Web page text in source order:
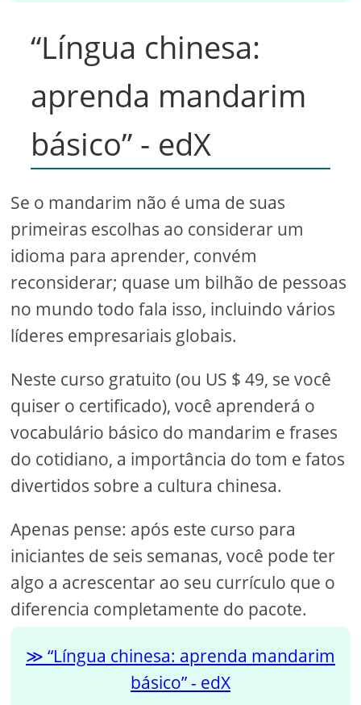
“Língua chinesa:
aprenda mandarim
básico” - edX
Se o mandarim não é uma de suas
primeiras escolhas ao considerar um
idioma para aprender, convém
reconsiderar; quase um bilhão de pessoas
no mundo todo fala isso, incluindo vários
líderes empresariais globais.
Neste curso gratuito (ou US $ 49, se você
quiser o certificado), você aprenderá o
vocabulário básico do mandarim e frases
do cotidiano, a importância do tom e fatos
divertidos sobre a cultura chinesa.
Apenas pense: após este curso para
iniciantes de seis semanas, você pode ter
algo a acrescentar ao seu currículo que o
diferencia completamente do pacote.
“Língua chinesa: aprenda mandarim
básico” - edX